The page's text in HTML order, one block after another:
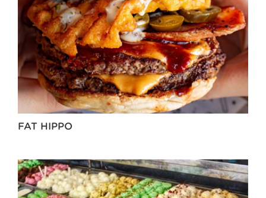
FAT HIPPO